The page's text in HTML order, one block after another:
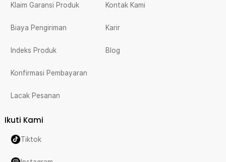
Klaim Garansi Produk
Biaya Pengiriman
Indeks Produk
Konfirmasi Pembayaran
Lacak Pesanan
Kontak Kami
Karir
Blog
Ikuti Kami
Tiktok